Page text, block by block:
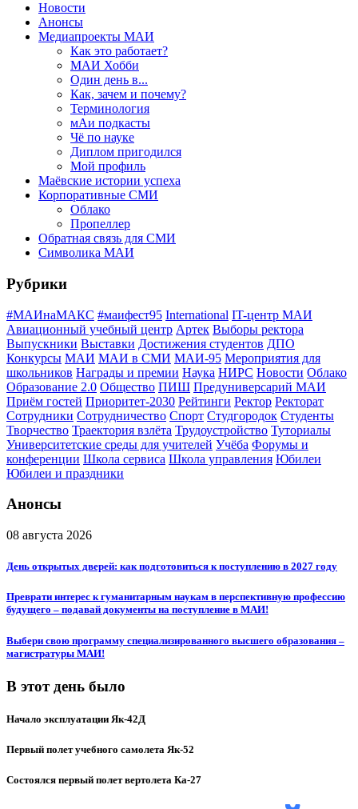
Новости
Анонсы
Медиапроекты МАИ
Как это работает?
МАИ Хобби
Один день в...
Как, зачем и почему?
Терминология
мАи подкасты
Чё по науке
Диплом пригодился
Мой профиль
Маёвские истории успеха
Корпоративные СМИ
Облако
Пропеллер
Обратная связь для СМИ
Символика МАИ
Рубрики
#МАИнаМАКС #маифест95 International IT-центр МАИ
Авиационный учебный центр Артек Выборы ректора
Выпускники Выставки Достижения студентов ДПО
Конкурсы МАИ МАИ в СМИ МАИ-95 Мероприятия для
школьников Награды и премии Наука НИРС Новости Облако
Образование 2.0 Общество ПИШ Предуниверсарий МАИ
Приём гостей Приоритет-2030 Рейтинги Ректор Ректорат
Сотрудники Сотрудничество Спорт Студгородок Студенты
Творчество Траектория взлёта Трудоустройство Туториалы
Университетские среды для учителей Учёба Форумы и
конференции Школа сервиса Школа управления Юбилеи
Юбилеи и праздники
Анонсы
08 августа 2026
День открытых дверей: как подготовиться к поступлению в 2027 году
Преврати интерес к гуманитарным наукам в перспективную профессию
будущего – подавай документы на поступление в МАИ!
Выбери свою программу специализированного высшего образования –
магистратуры МАИ!
В этот день было
Начало эксплуатации Як-42Д
Первый полет учебного самолета Як-52
Состоялся первый полет вертолета Ка-27